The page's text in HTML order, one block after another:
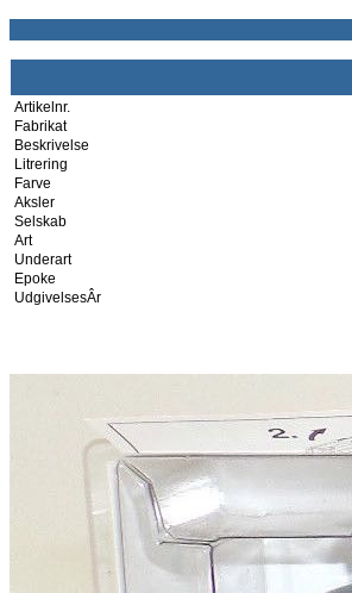
Artikelnr.
Fabrikat
Beskrivelse
Litrering
Farve
Aksler
Selskab
Art
Underart
Epoke
UdgivelsesÂr